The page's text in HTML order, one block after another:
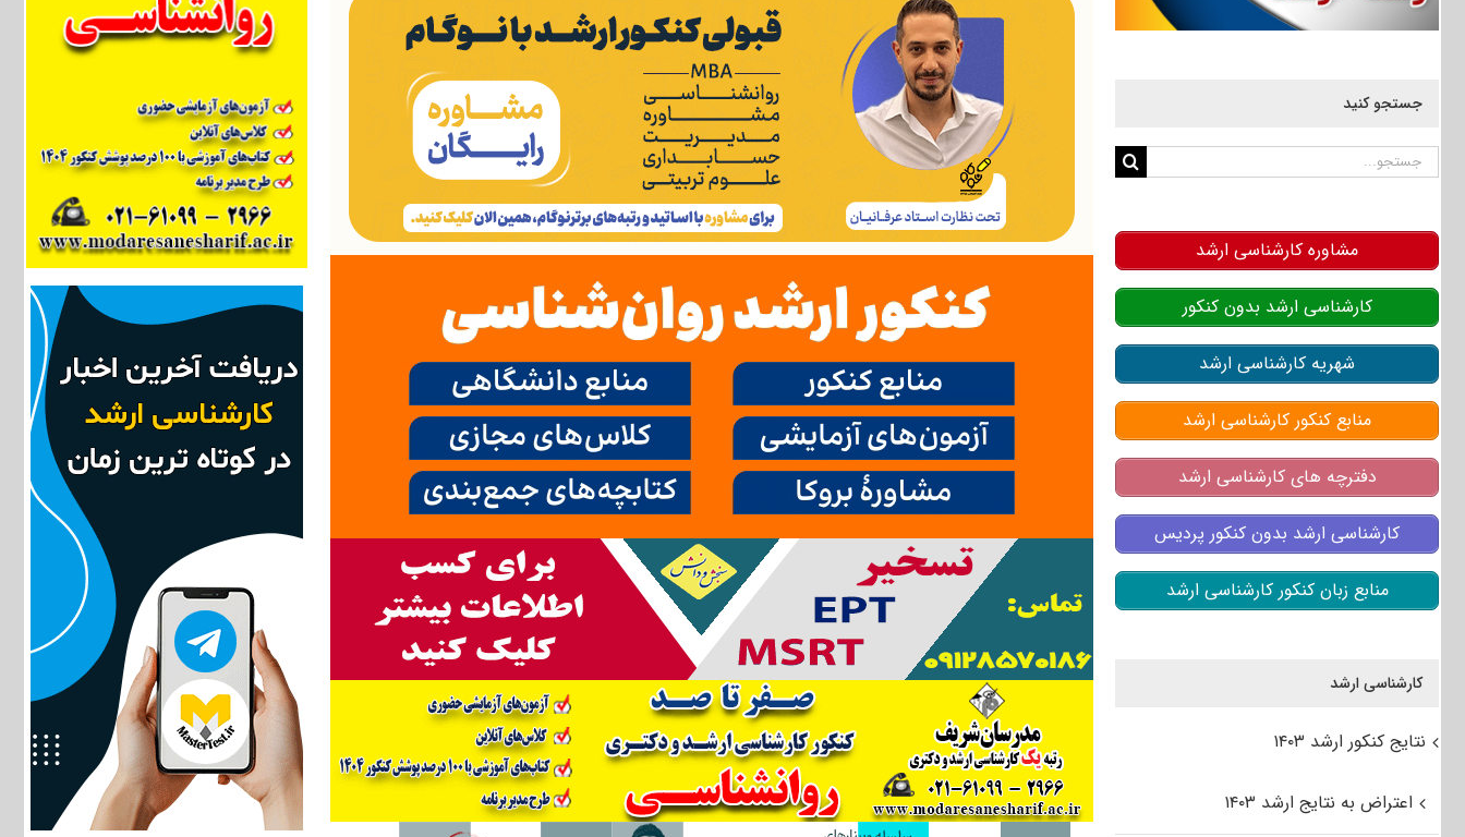
جستجو کنید
جستجو
مشاوره کارشناسی ارشد
کارشناسی ارشد بدون کنکور
شهریه کارشناسی ارشد
منابع کنکور کارشناسی ارشد
دفترچه های کارشناسی ارشد
کارشناسی ارشد بدون کنکور پردیس
منابع زبان کنکور کارشناسی ارشد
کارشناسی ارشد
نتایج کنکور ارشد ۱۴۰۳
اعتراض به نتایج ارشد ۱۴۰۳